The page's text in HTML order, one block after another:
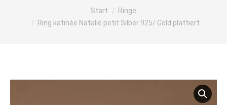
Sie befinden sich hier:Start
Ringe
Ring katinée Natalie petit Silber 925/ Gold plattiert